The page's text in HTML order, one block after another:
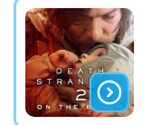
